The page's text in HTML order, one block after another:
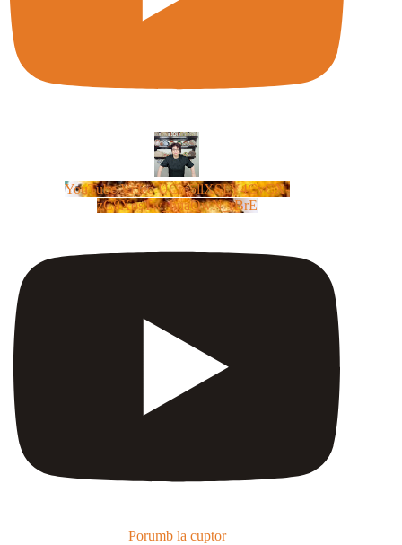
YouTube Video UCm5llXSLY4CyCX-
zC8XosTw_huaQwN_rBrE
Porumb la cuptor